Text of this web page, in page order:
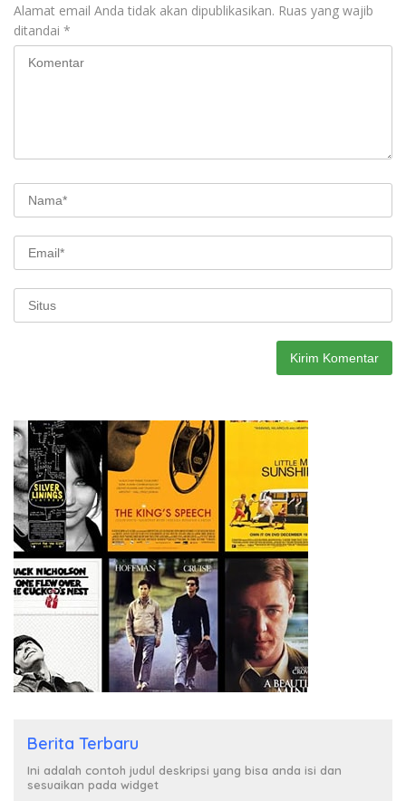
Alamat email Anda tidak akan dipublikasikan. Ruas yang wajib
ditandai *
Berita Terbaru
Ini adalah contoh judul deskripsi yang bisa anda isi dan
sesuaikan pada widget